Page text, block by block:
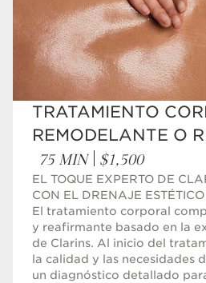
TRATAMIENTO
REMODELANTE O
75 MIN $1,500
EL TOQUE EXPERTO DE
CON EL DRENAJE
El tratamiento corporal
y reafirmante basado en la
de Clarins. Al inicio del
la calidad y las necesidades
un diagnóstico detallado